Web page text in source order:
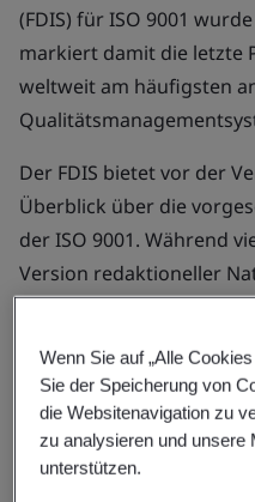
(FDIS) für ISO 9001
markiert damit die letzte
weltweit am häufigsten
Der FDIS bietet vor der
Überblick über die
der ISO 9001. Während
Version redaktioneller
zudem einen stärkeren
bei der Förderung
was eine bedeutende
Wenn Sie auf „Alle
Sie der Speicherung von
die Websitenavigation zu
zu analysieren und unsere
unterstützen.